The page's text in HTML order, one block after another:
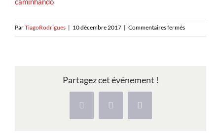
ParTiagoRodrigues | 10 décembre 2017 | Commentaires ferméssur
Caminhando
Partagez cet événement !
Facebook
X Pinterest